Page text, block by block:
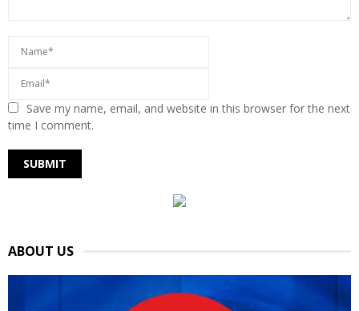
Save my name, email, and website in this browser for the next
time I comment.
ABOUT US